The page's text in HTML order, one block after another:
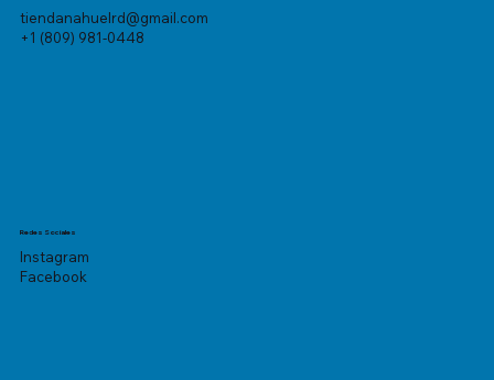
tiendanahuelrd@gmail.com
+1 (809) 981-0448
Redes Sociales
Instagram
Facebook